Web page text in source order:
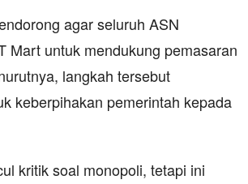
agar seluruh ASN
Mart untuk mendukung pemasaran
langkah tersebut
keberpihakan pemerintah kepada
kritik soal monopoli, tetapi ini